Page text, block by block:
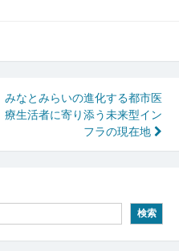
みなとみらいの進化する都市医
療生活者に寄り添う未来型イン
フラの現在地
検索